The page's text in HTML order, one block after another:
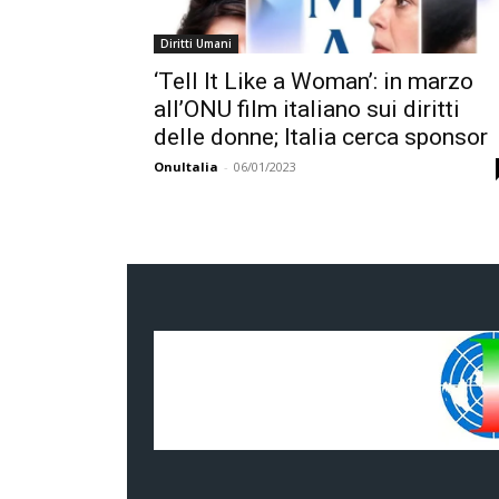
Diritti Umani
‘Tell It Like a Woman’: in marzo
all’ONU film italiano sui diritti
delle donne; Italia cerca sponsor
OnuItalia - 06/01/2023